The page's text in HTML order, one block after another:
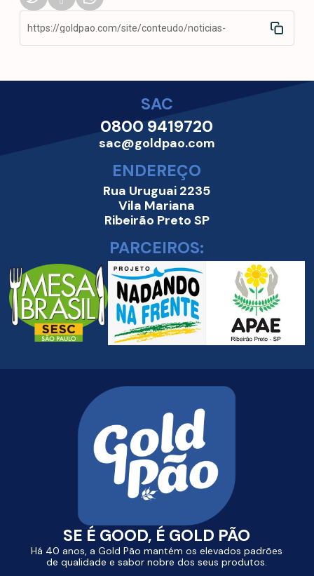
https://goldpao.com/site/conteudo/noticias-
SAC
0800 9419720
sac@goldpao.com
ENDEREÇO
Rua Uruguai 2235
Vila Mariana
Ribeirão Preto SP
PARCEIROS:
SE É GOOD, É GOLD PÃO
Há 40 anos, a Gold Pão mantém os elevados padrões
de qualidade e sabor nobre dos seus produtos.